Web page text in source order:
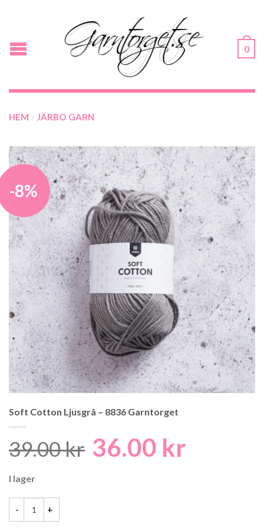
0
HEM / JÄRBO GARN
-8%
Soft Cotton Ljusgrå – 8836 Garntorget
39.00kr Det
36.00 kr
I lager